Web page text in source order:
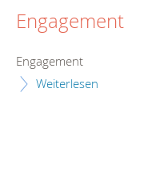
Engagement
Engagement
Weiterlesen